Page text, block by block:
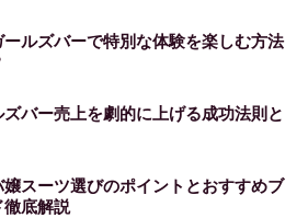
ールズバーで特別な体験を楽しむ方法
ズバー売上を劇的に上げる成功法則と
嬢スーツ選びのポイントとおすすめブ
徹底解説